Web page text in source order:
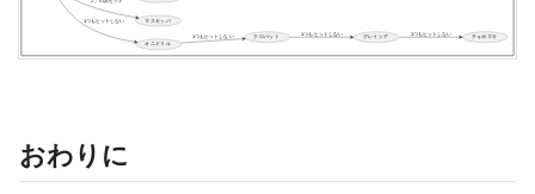
おわりに